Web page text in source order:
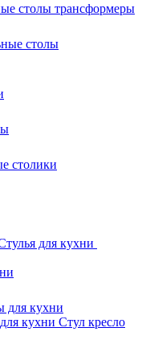
столы трансформеры
столы
столики
для кухни
для кухни
Стул кресло